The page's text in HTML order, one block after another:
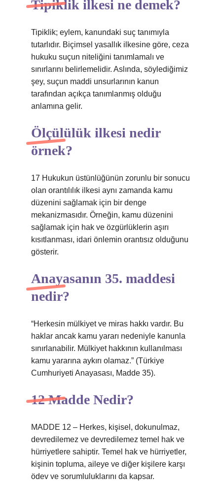
Tipiklik ilkesi ne demek?
Tipiklik; eylem, kanundaki suç tanımıyla
tutarlıdır. Biçimsel yasallık ilkesine göre, ceza
hukuku suçun niteliğini tanımlamalı ve
sınırlarını belirlemelidir. Aslında, söylediğimiz
şey, suçun maddi unsurlarının kanun
tarafından açıkça tanımlanmış olduğu
anlamına gelir.
Ölçülülük ilkesi nedir
örnek?
17 Hukukun üstünlüğünün zorunlu bir sonucu
olan orantılılık ilkesi aynı zamanda kamu
düzenini sağlamak için bir denge
mekanizmasıdır. Örneğin, kamu düzenini
sağlamak için hak ve özgürlüklerin aşırı
kısıtlanması, idari önlemin orantısız olduğunu
gösterir.
Anayasanın 35. maddesi
nedir?
“Herkesin mülkiyet ve miras hakkı vardır. Bu
haklar ancak kamu yararı nedeniyle kanunla
sınırlanabilir. Mülkiyet hakkının kullanılması
kamu yararına aykırı olamaz.” (Türkiye
Cumhuriyeti Anayasası, Madde 35).
12 Madde Nedir?
MADDE 12 – Herkes, kişisel, dokunulmaz,
devredilemez ve devredilemez temel hak ve
hürriyetlere sahiptir. Temel hak ve hürriyetler,
kişinin topluma, aileye ve diğer kişilere karşı
ödev ve sorumluluklarını da kapsar.